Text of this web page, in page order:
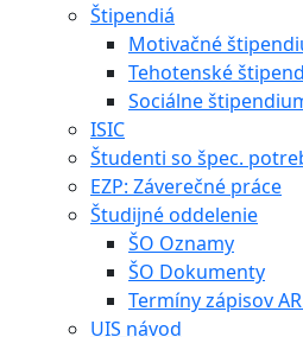
Štipendiá
Motivačné
Tehotenské
Sociálne
ISIC
Študenti so špec.
EZP: Záverečné práce
Študijné oddelenie
ŠO Oznamy
ŠO Dokumenty
Termíny zápisov
UIS návod